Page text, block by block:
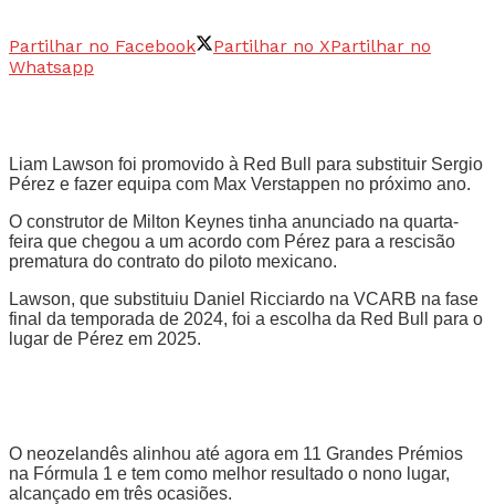
Partilhar no Facebook Partilhar no XPartilhar no
Whatsapp
Liam Lawson foi promovido à Red Bull para substituir Sergio
Pérez e fazer equipa com Max Verstappen no próximo ano.
O construtor de Milton Keynes tinha anunciado na quarta-
feira que chegou a um acordo com Pérez para a rescisão
prematura do contrato do piloto mexicano.
Lawson, que substituiu Daniel Ricciardo na VCARB na fase
final da temporada de 2024, foi a escolha da Red Bull para o
lugar de Pérez em 2025.
O neozelandês alinhou até agora em 11 Grandes Prémios
na Fórmula 1 e tem como melhor resultado o nono lugar,
alcançado em três ocasiões.